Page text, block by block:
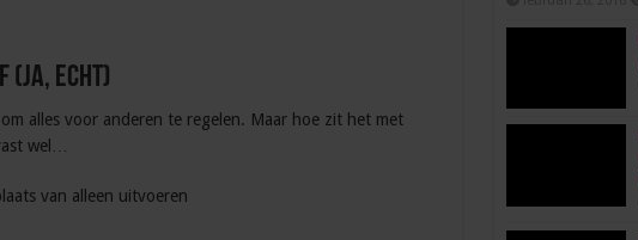
(ja, echt)
alles voor anderen te regelen. Maar hoe zit het met
wel…
van alleen uitvoeren